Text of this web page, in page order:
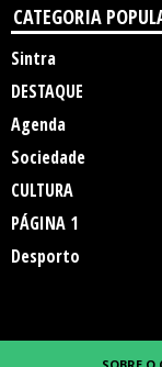
CATEGORIA
Sintra
DESTAQUE
Agenda
Sociedade
CULTURA
PÁGINA 1
Desporto